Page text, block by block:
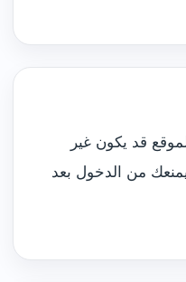
قد يكون غير
يمنعك من الدخول بعد